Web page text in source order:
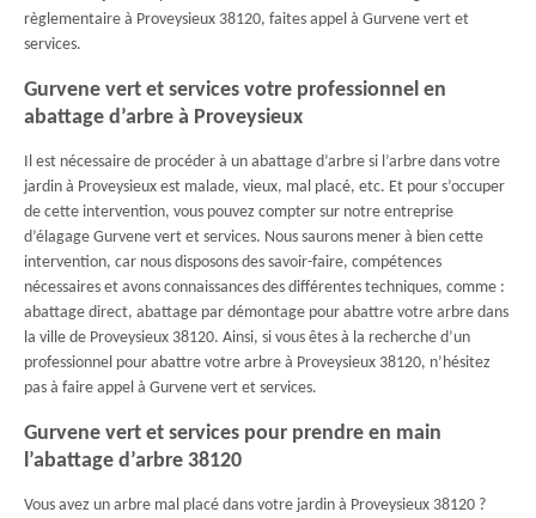
règlementaire à Proveysieux 38120, faites appel à Gurvene vert et
services.
Gurvene vert et services votre professionnel en
abattage d’arbre à Proveysieux
Il est nécessaire de procéder à un abattage d’arbre si l’arbre dans votre
jardin à Proveysieux est malade, vieux, mal placé, etc. Et pour s’occuper
de cette intervention, vous pouvez compter sur notre entreprise
d’élagage Gurvene vert et services. Nous saurons mener à bien cette
intervention, car nous disposons des savoir-faire, compétences
nécessaires et avons connaissances des différentes techniques, comme :
abattage direct, abattage par démontage pour abattre votre arbre dans
la ville de Proveysieux 38120. Ainsi, si vous êtes à la recherche d’un
professionnel pour abattre votre arbre à Proveysieux 38120, n’hésitez
pas à faire appel à Gurvene vert et services.
Gurvene vert et services pour prendre en main
l’abattage d’arbre 38120
Vous avez un arbre mal placé dans votre jardin à Proveysieux 38120 ?